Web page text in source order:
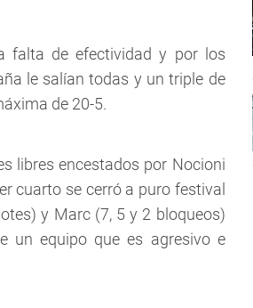
falta de efectividad y por los
le salían todas y un triple de
de 20-5.
libres encestados por Nocioni
cuarto se cerró a puro festival
y Marc (7, 5 y 2 bloqueos)
un equipo que es agresivo e